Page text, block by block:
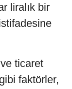
liralık bir
ticaret
faktörler,